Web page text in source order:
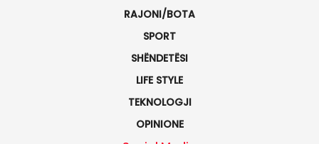
RAJONI/BOTA
SPORT
SHËNDETËSI
LIFE STYLE
TEKNOLOGJI
OPINIONE